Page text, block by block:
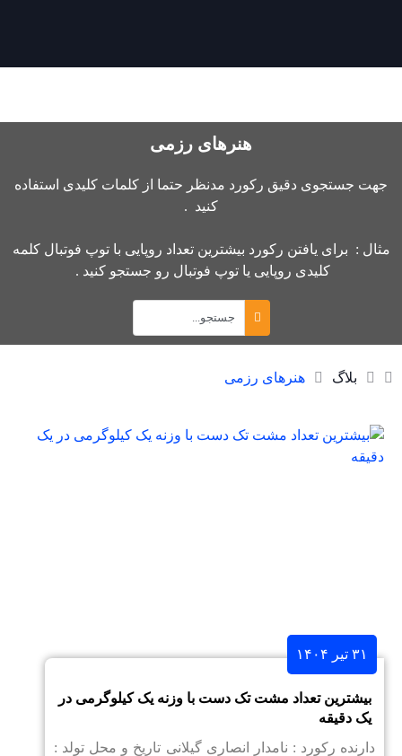
هنرهای رزمی
جهت جستجوی دقیق رکورد مدنظر حتما از کلمات کلیدی استفاده
کنید .
مثال : برای یافتن رکورد بیشترین تعداد روپایی با توپ فوتبال کلمه
کلیدی روپایی یا توپ فوتبال رو جستجو کنید .
بلاگ هنرهای رزمی
۳۱ تیر ۱۴۰۴
بیشترین تعداد مشت تک دست با وزنه یک کیلوگرمی در
یک دقیقه
دارنده رکورد : نامدار انصاری گیلانی تاریخ و محل تولد :